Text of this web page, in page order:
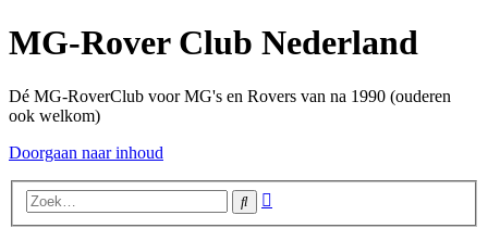
MG-Rover Club Nederland
Dé MG-RoverClub voor MG's en Rovers van na 1990 (ouderen
ook welkom)
Doorgaan naar inhoud
Zoek